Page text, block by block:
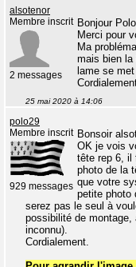
alsotenor
Membre inscrit
2 messages
Bonjour
Merci pour
Ma
mais bien la
lame se
25 mai 2020 à 14:06
polo29
Membre inscrit
929 messages
Bonsoir
OK je vois
tête rep 6, il
photo de la
que votre
petite photo
serez pas le seul à
possibilité de
inconnu).
Cordialement.